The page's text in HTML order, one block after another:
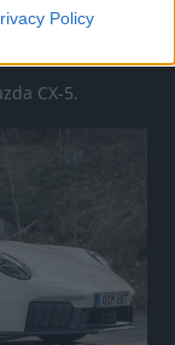
Policy
CX-5.